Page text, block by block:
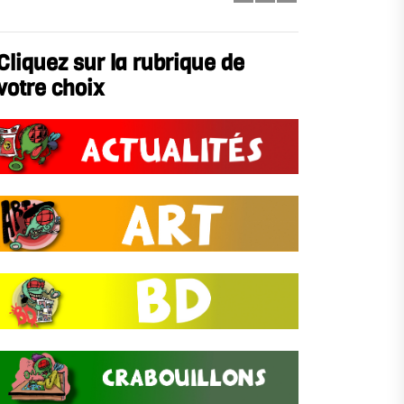
sur la rubrique de
choix